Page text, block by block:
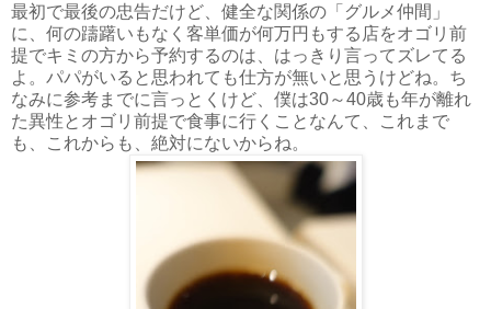
最初で最後の忠告だけど、健全な関係の「グルメ仲間」
に、何の躊躇いもなく客単価が何万円もする店をオゴリ前
提でキミの方から予約するのは、はっきり言ってズレてる
よ。パパがいると思われても仕方が無いと思うけどね。ち
なみに参考までに言っとくけど、僕は30～40歳も年が離れ
た異性とオゴリ前提で食事に行くことなんて、これまで
も、これからも、絶対にないからね。